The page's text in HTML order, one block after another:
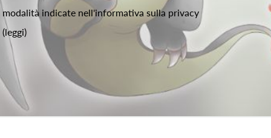
modalità indicate nell'informativa sulla privacy
(leggi)